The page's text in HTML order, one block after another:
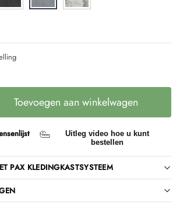
Toevoegen aan winkelwagen
Uitleg video hoe u kunt
bestellen
PAX KLEDINGKASTSYSTEEM